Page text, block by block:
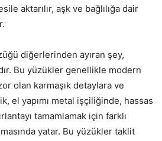
aktarılır, aşk ve bağlılığa dair
diğerlerinden ayıran şey,
Bu yüzükler genellikle modern
olan karmaşık detaylara ve
el yapımı metal işçiliğinde, hassas
tamamlamak için farklı
yatar. Bu yüzükler taklit